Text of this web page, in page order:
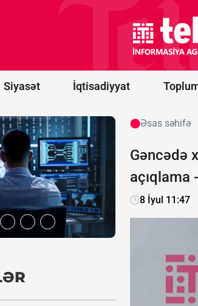
Siyasət İqtisadiyyat
Ərəbistanına
hücumu
nəticəsində
11 mülki
şəxs
Əsas səhifə
Gəncədə
açıqlama -
8 İyul 11:47